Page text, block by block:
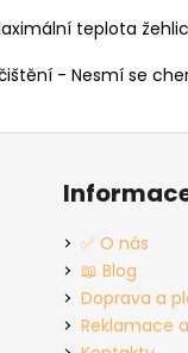
✅ O nás
📖 Blog
Doprava a
Reklamace